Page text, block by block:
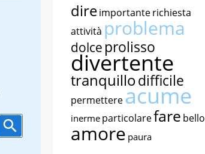
direimportanterichiesta
attività problema
dolce prolisso
divertente
tranquillodifficile
permettereacume
inerme particolarefare bello
amore paura